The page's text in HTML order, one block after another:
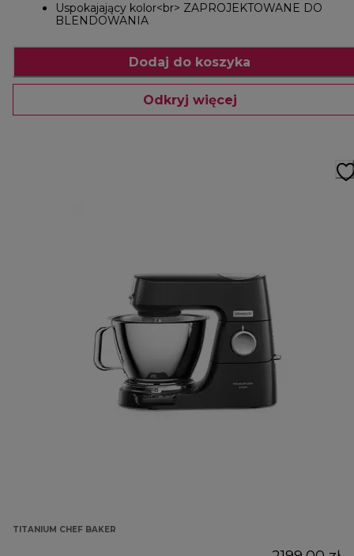
Uspokajający kolor<br> ZAPROJEKTOWANE DO
BLENDOWANIA
Dodaj do koszyka
Odkryj więcej
TITANIUM CHEF BAKER